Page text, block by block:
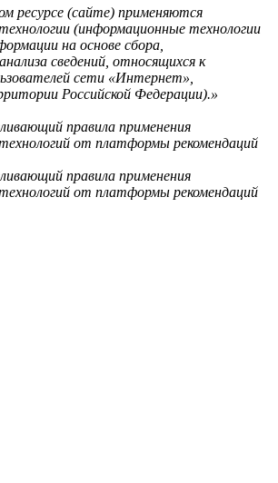
ресурсе (сайте) применяются
(информационные технологии
на основе сбора,
сведений, относящихся к
сети «Интернет»,
Российской Федерации).»
правила применения
от платформы рекомендаций
правила применения
от платформы рекомендаций